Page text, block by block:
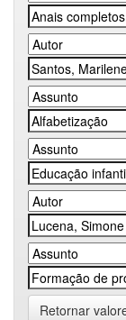
Retornar